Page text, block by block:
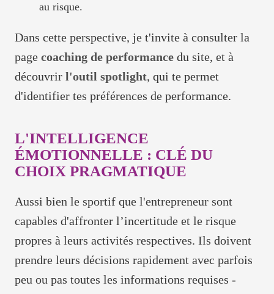
au risque.
Dans cette perspective, je t'invite à consulter la
page coaching de performancedu site, et à
découvrir l'outil spotlight, qui te permet
d'identifier tes préférences de performance.
L'INTELLIGENCE
ÉMOTIONNELLE : CLÉ DU
CHOIX PRAGMATIQUE
Aussi bien le sportif que l'entrepreneur sont
capables d'affronter l’incertitude et le risque
propres à leurs activités respectives. Ils doivent
prendre leurs décisions rapidement avec parfois
peu ou pas toutes les informations requises -